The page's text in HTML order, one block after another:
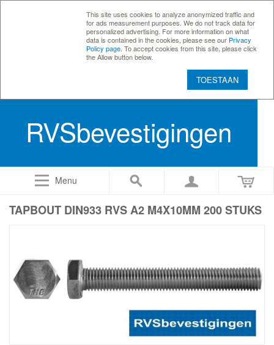
This site uses cookies to analyze anonymized traffic and
for ads measurement purposes. We do not track data for
personalized advertising. For more information on what
data is contained in the cookies, please see our Privacy
Policy page . To accept cookies from this site, please click
the Allow button below.
TOESTAAN
RVSbevestigingen
Menu
TAPBOUT DIN933 RVS A2 M4X10MM 200 STUKS